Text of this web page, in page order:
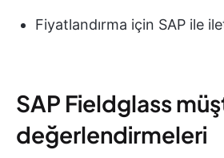
Fiyatlandırma için SAP ile
SAP Fieldglass
değerlendirmeleri